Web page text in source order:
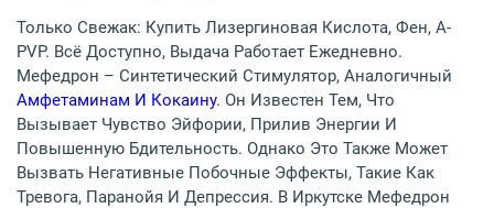
Только Свежак: Купить Лизергиновая Кислота, Фен, A-
PVP. Всё Доступно, Выдача Работает Ежедневно.
Мефедрон – Синтетический Стимулятор, Аналогичный
Амфетаминам И Кокаину. Он Известен Тем, Что
Вызывает Чувство Эйфории, Прилив Энергии И
Повышенную Бдительность. Однако Это Также Может
Вызвать Негативные Побочные Эффекты, Такие Как
Тревога, Паранойя И Депрессия. В Иркутске Мефедрон